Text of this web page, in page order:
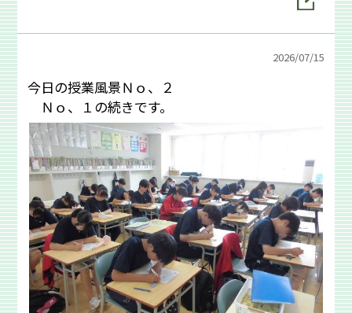
2026/07/15
今日の授業風景Ｎｏ、２
Ｎｏ、１の続きです。